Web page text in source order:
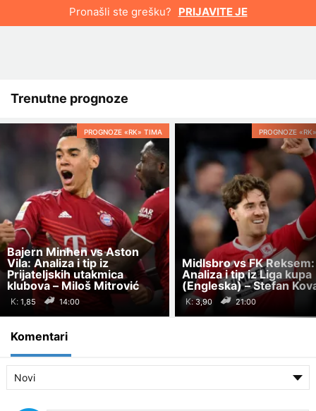
Pronašli ste grešku? PRIJAVITE JE
Trenutne prognoze
PROGNOZE «RK» TIMA
Bajern Minhen vs Aston
Vila: Analiza i tip iz
Prijateljskih utakmica
klubova – Miloš Mitrović
K: 14:00
PROGNOZE
Midlsbro vs FK Reksem:
Analiza i tip iz Liga kupa
(Engleska) – Stefan
K: 21:00
Komentari
Novi